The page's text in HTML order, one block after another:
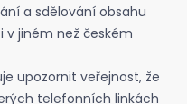
a sdělování obsahu
v jiném než českém
upozornit veřejnost, že
telefonních linkách